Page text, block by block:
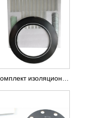
Комплект изоляционных прокладок фланца VCS для очень важных условий эксплуатации